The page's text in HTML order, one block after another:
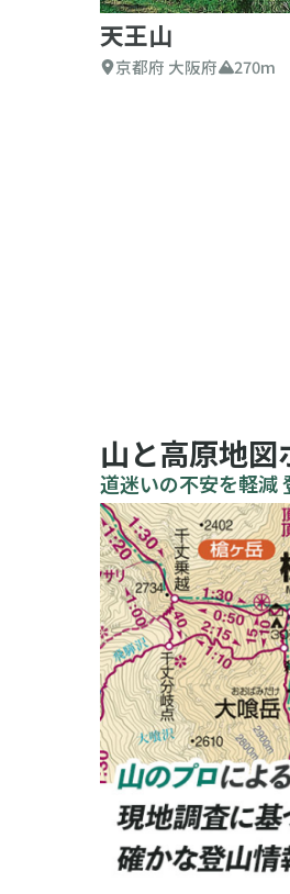
天王山
京都府 大阪府 270m
山と高原地図
道迷いの不安を軽減